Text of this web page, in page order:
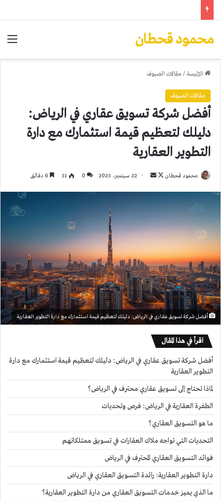
محمود قحطان
الرّئيسة / مقالات الضيوف
مقالات الضيوف
أفضل شركة تسويق عقاري في الرياض:
دليلك لتعظيم قيمة استثمارك مع دارة
التطوير العقارية
محمود قحطان
تابعأرسل
22 سبتمبر، 2025 0
51
أفضل شركة تسويق عقاري في الرياض: دليلك لتعظيم قيمة استثمارك مع دارة التطوير العقارية
اقرأ في هذا المقال
أفضل شركة تسويق عقاري في الرياض: دليلك لتعظيم قيمة استثمارك مع دارة
التطوير العقارية
لماذا تحتاج إلى تسويق عقاري محترف في الرياض؟
الطفرة العقارية في الرياض: فرص وتحديات
ما هو التسويق العقاري؟
التحديات التي تواجه ملاك العقارات في تسويق ممتلكاتهم
فوائد التسويق العقاري المحترف في الرياض
دارة التطوير العقارية: رائدة التسويق العقاري في الرياض
ما الذي يميز خدمات التسويق العقاري من دارة التطوير العقارية؟